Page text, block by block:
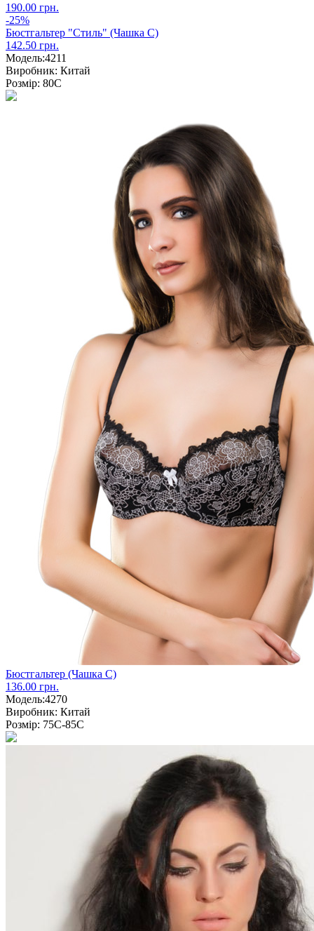
190.00 грн.
-25%
Бюстгальтер "Стиль" (Чашка С)
142.50 грн.
Модель:4211
Виробник: Китай
Розмір: 80С
Бюстгальтер (Чашка С)
136.00 грн.
Модель:4270
Виробник: Китай
Розмір: 75С-85С